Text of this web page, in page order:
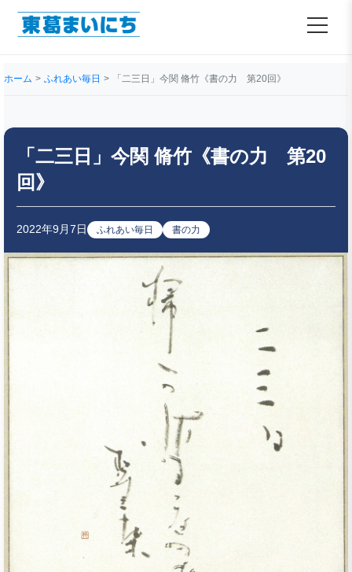
ホーム ふれあい毎日 「二三日」今関 脩竹《書の力 第20回》
「二三日」今関 脩竹《書の力 第20
回》
2022年9月7日 ふれあい毎日 書の力